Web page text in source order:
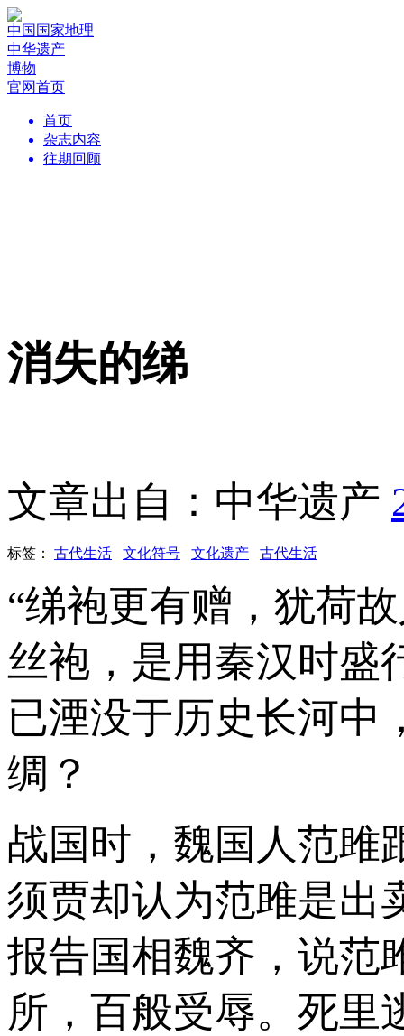
中国国家地理
中华遗产
博物
官网首页
首页
杂志内容
往期回顾
消失的绨
文章出自：中华遗产
标签： 古代生活 文化符号 文化遗产 古代生活
“绨袍更有赠，犹荷
丝袍，是用秦汉时盛
已湮没于历史长河中
绸？
战国时，魏国人范雎
须贾却认为范雎是出
报告国相魏齐，说范
所，百般受辱。死里